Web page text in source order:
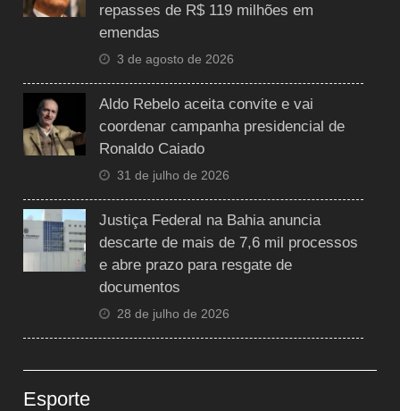
repasses de R$ 119 milhões em
emendas
3 de agosto de 2026
Aldo Rebelo aceita convite e vai
coordenar campanha presidencial de
Ronaldo Caiado
31 de julho de 2026
Justiça Federal na Bahia anuncia
descarte de mais de 7,6 mil processos
e abre prazo para resgate de
documentos
28 de julho de 2026
Esporte